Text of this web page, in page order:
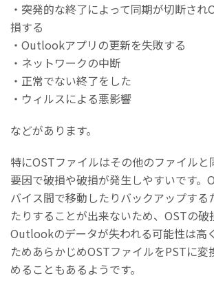
・突発的な終了によって同期が切断され
損する
・Outlookアプリの更新を失敗する
・ネットワークの中断
・正常でない終了をした
・ウィルスによる悪影響
などがあります。
特にOSTファイルはその他のファイルと
要因で破損や破損が発生しやすいです。
バイス間で移動したりバックアップする
たりすることが出来ないため、OSTの破
Outlookのデータが失われる可能性は高
ためあらかじめOSTファイルをPSTに変
めることもあるようです。